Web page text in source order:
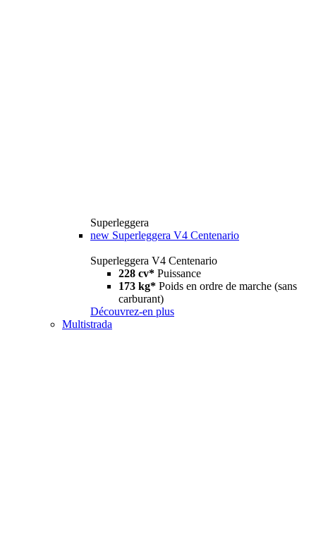
Superleggera
new Superleggera V4 Centenario
Superleggera V4 Centenario
228 cv* Puissance
173 kg* Poids en ordre de marche (sans
carburant)
Découvrez-en plus
Multistrada